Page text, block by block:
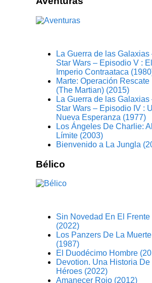
La Guerra de las Galaxias
Star Wars – Episodio V : El
Imperio Contraataca
Marte: Operación Rescate
(The Martian) (2015)
La Guerra de las Galaxias
Star Wars – Episodio IV :
Nueva Esperanza (1977)
Los Ángeles De Charlie: Al
Límite (2003)
Bienvenido a La Jungla
Bélico
Sin Novedad En El Frente
(2022)
Los Panzers De La Muerte
(1987)
El Duodécimo Hombre
Devotion. Una Historia De
Héroes (2022)
Amanecer Rojo (2012)